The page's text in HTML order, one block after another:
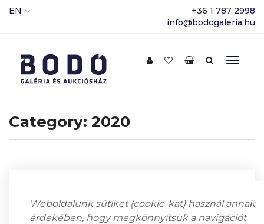
EN
+36 1 787 2998
info@bodogaleria.hu
Category: 2020
Fenyő György Elfeledett
Művészete
Weboldalunk sütiket (cookie-kat) használ annak
érdekében, hogy megkönnyítsük a navigációt